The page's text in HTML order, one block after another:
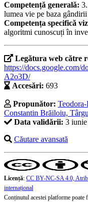
Competență generală:
lumea vie pe baza
Competența specifică
algoritmi cunoscuți în
Legătura web către
https://docs.google.com/
A2o3D/
Accesări: 693
Propunător:
Constantin Brăiloiu,
Data validării: 3
Căutare avansată
Licență: CC BY-NC-SA 4.0,
internațional
Conținutul acestei platforme